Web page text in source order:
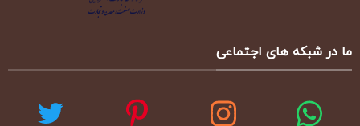
ما در شبکه های اجتماعی